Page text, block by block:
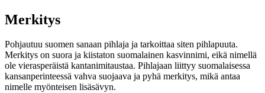
Merkitys
Pohjautuu suomen sanaan pihlaja ja tarkoittaa siten pihlapuuta.
Merkitys on suora ja kiistaton suomalainen kasvinnimi, eikä nimellä
ole vierasperäistä kantanimitaustaa. Pihlajaan liittyy suomalaisessa
kansanperinteessä vahva suojaava ja pyhä merkitys, mikä antaa
nimelle myönteisen lisäsävyn.